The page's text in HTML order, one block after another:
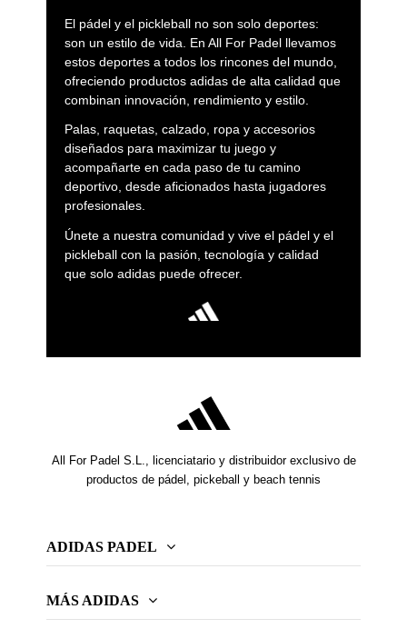
El pádel y el pickleball no son solo deportes:
son un estilo de vida. En All For Padel llevamos
estos deportes a todos los rincones del mundo,
ofreciendo productos adidas de alta calidad que
combinan innovación, rendimiento y estilo.
Palas, raquetas, calzado, ropa y accesorios
diseñados para maximizar tu juego y
acompañarte en cada paso de tu camino
deportivo, desde aficionados hasta jugadores
profesionales.
Únete a nuestra comunidad y vive el pádel y el
pickleball con la pasión, tecnología y calidad
que solo adidas puede ofrecer.
All For Padel S.L., licenciatario y distribuidor exclusivo de
productos de pádel, pickeball y beach tennis
ADIDAS PADEL
MÁS ADIDAS